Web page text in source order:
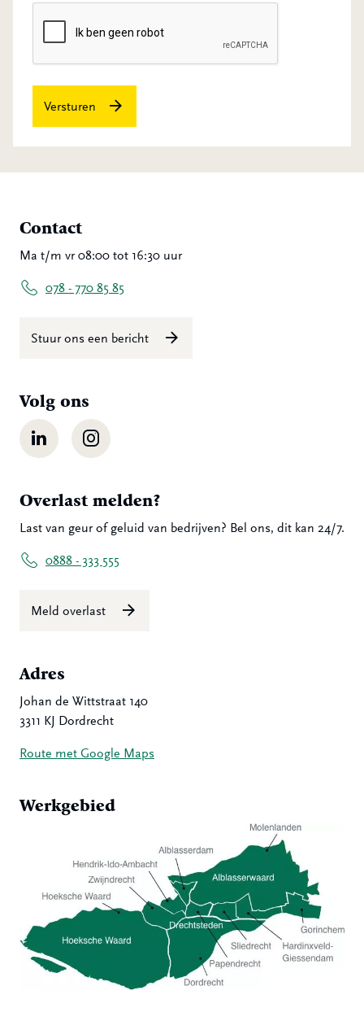
Versturen
Contact
Ma t/m vr 08:00 tot 16:30 uur
078 - 770 85 85
Stuur ons een bericht
Volg ons
LinkedIn Instagram
Overlast melden?
Last van geur of geluid van bedrijven? Bel ons, dit kan 24/7.
0888 - 333 555
Meld overlast
Adres
Johan de Wittstraat 140
3311 KJ Dordrecht
Route met Google Maps
Werkgebied